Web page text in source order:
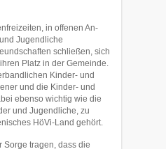
in offenen An­
Jugendliche
schließen, sich
Platz in der Ge­meinde.
Kinder- und
und die Kinder- und
ebenso wichtig wie die
und Jugendli­che, zu
HöVi-Land gehört.
Sorge tragen, dass die